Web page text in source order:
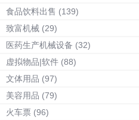
食品饮料出售 (139)
致富机械 (29)
医药生产机械设备 (32)
虚拟物品|软件 (88)
文体用品 (97)
美容用品 (79)
火车票 (96)